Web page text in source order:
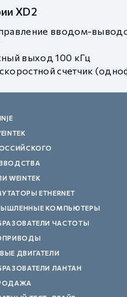
XD2
вводом-
выход 100 кГц
счетчик
WEINTEK
ETHERNET
КОМПЬЮТЕРЫ
ЧАСТОТЫ
ДВИГАТЕЛИ
ЛАНТАН